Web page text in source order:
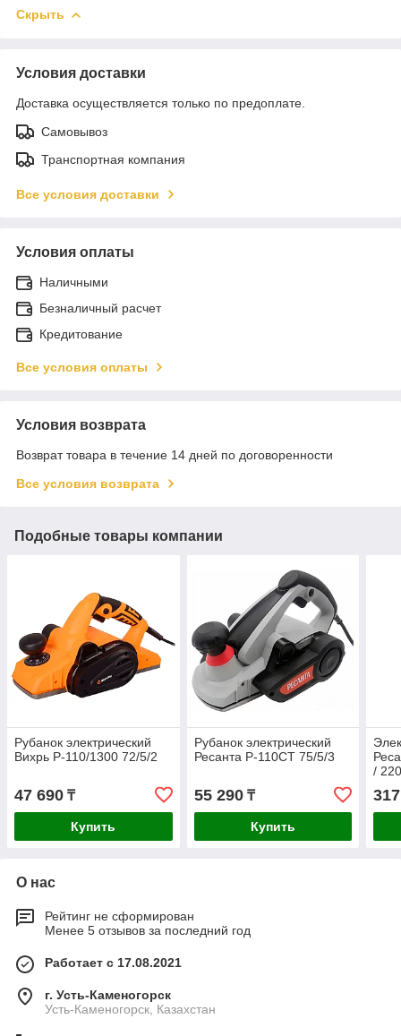
Скрыть
Условия доставки
Доставка осуществляется только по предоплате.
Самовывоз
Транспортная компания
Все условия доставки
Условия оплаты
Наличными
Безналичный расчет
Кредитование
Все условия оплаты
Условия возврата
Возврат товара в течение 14 дней по договоренности
Все условия возврата
Подобные товары компании
Рубанок электрический
Вихрь Р-110/1300 72/5/2
47 690 ₸
Купить
Рубанок электрический
Ресанта Р-110СТ 75/5/3
55 290₸
Купить
/
О нас
Рейтинг не сформирован
Менее 5 отзывов за последний год
Работает с 17.08.2021
г. Усть-Каменогорск
Усть-Каменогорск, Казахстан